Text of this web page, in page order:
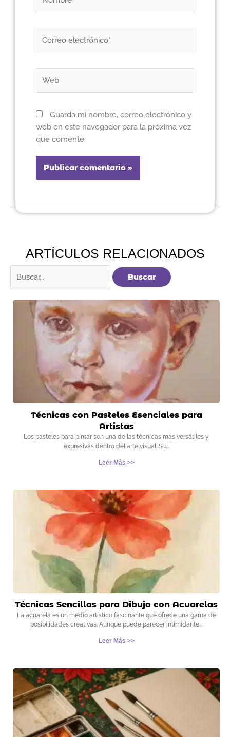
electrónico*
Guarda mi nombre, correo electrónico y
web en este navegador para la próxima vez
que comente.
ARTÍCULOS RELACIONADOS
Técnicas con Pasteles Esenciales para
Artistas
Los pasteles para pintar son una de las técnicas más versátiles y
expresivas dentro del arte visual. Su
Leer Más >>
Técnicas Sencillas para Dibujo con Acuarelas
La acuarela es un medio artístico fascinante que ofrece una gama de
posibilidades creativas. Aunque puede parecer intimidante
Leer Más >>